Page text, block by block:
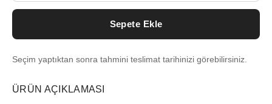
Sepete Ekle
Seçim yaptıktan sonra tahmini teslimat tarihinizi görebilirsiniz.
ÜRÜN AÇIKLAMASI